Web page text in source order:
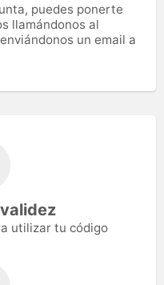
puedes ponerte
llamándonos al
un email a
utilizar tu código